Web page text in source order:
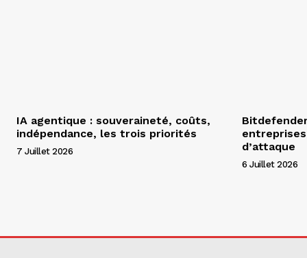
IA agentique : souveraineté, coûts,
indépendance, les trois priorités
7 Juillet 2026
d’attaque
6 Juillet 2026